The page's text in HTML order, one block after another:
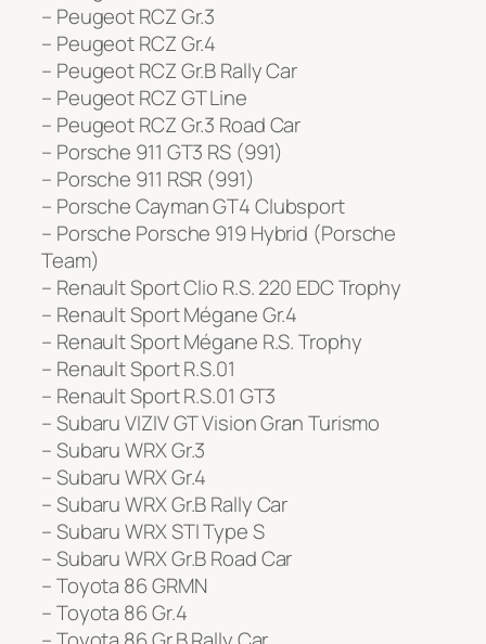
– Peugeot RCZ Gr.3
– Peugeot RCZ Gr.4
– Peugeot RCZ Gr.B Rally Car
– Peugeot RCZ GT Line
– Peugeot RCZ Gr.3 Road Car
– Porsche 911 GT3 RS (991)
– Porsche 911 RSR (991)
– Porsche Cayman GT4 Clubsport
– Porsche Porsche 919 Hybrid (Porsche
Team)
– Renault Sport Clio R.S. 220 EDC Trophy
– Renault Sport Mégane Gr.4
– Renault Sport Mégane R.S. Trophy
– Renault Sport R.S.01
– Renault Sport R.S.01 GT3
– Subaru VIZIV GT Vision Gran Turismo
– Subaru WRX Gr.3
– Subaru WRX Gr.4
– Subaru WRX Gr.B Rally Car
– Subaru WRX STI Type S
– Subaru WRX Gr.B Road Car
– Toyota 86 GRMN
– Toyota 86 Gr.4